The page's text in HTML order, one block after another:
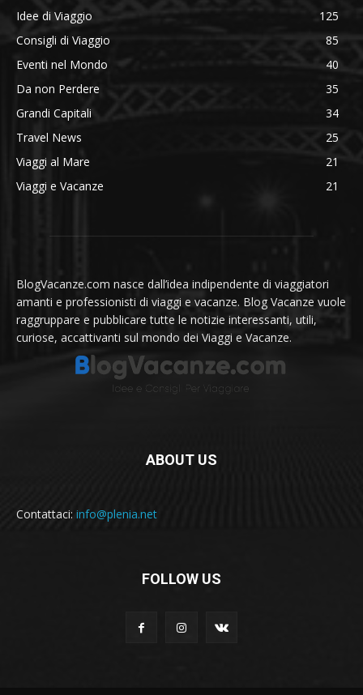
Idee di Viaggio
125
Consigli di Viaggio
85
Eventi nel Mondo
40
Da non Perdere
35
Grandi Capitali
34
Travel News
25
Viaggi al Mare
21
Viaggi e Vacanze
21
BlogVacanze.com nasce dall’idea indipendente di viaggiatori
amanti e professionisti di viaggi e vacanze. Blog Vacanze vuole
raggruppare e pubblicare tutte le notizie interessanti, utili,
curiose, accattivanti sul mondo dei Viaggi e Vacanze.
ABOUT US
Contattaci: info@plenia.net
FOLLOW US